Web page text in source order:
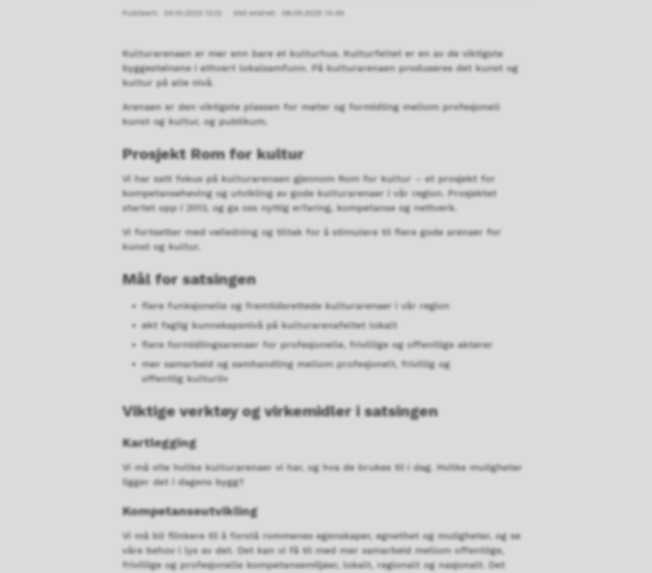
Publisert 04.10.2023 12.12 Sist endret 08.05.2025 14.49
Kulturarenaen er mer enn bare et kulturhus. Kulturfeltet er en av de viktigste
byggesteinene i ethvert lokalsamfunn. På kulturarenaen produseres det kunst og
kultur på alle nivå.
Arenaen er den viktigste plassen for møter og formidling mellom profesjonell
kunst og kultur, og publikum.
Prosjekt Rom for kultur
Vi har satt fokus på kulturarenaen gjennom Rom for kultur – et prosjekt for
kompetanseheving og utvikling av gode kulturarenaer i vår region. Prosjektet
startet opp i 2013, og ga oss nyttig erfaring, kompetanse og nettverk.
Vi fortsetter med veiledning og tiltak for å stimulere til flere gode arenaer for
kunst og kultur.
Mål for satsingen
flere funksjonelle og fremtidsrettede kulturarenaer i vår region
økt faglig kunnskapsnivå på kulturarenafeltet lokalt
flere formidlingsarenaer for profesjonelle, frivillige og offentlige aktører
mer samarbeid og samhandling mellom profesjonelt, frivillig og
offentlig kulturliv
Viktige verktøy og virkemidler i satsingen
Kartlegging
Vi må vite hvilke kulturarenaer vi har, og hva de brukes til i dag. Hvilke muligheter
ligger det i dagens bygg?
Kompetanseutvikling
Vi må bli flinkere til å forstå rommenes egenskaper, egnethet og muligheter, og se
våre behov i lys av det. Det kan vi få til med mer samarbeid mellom offentlige,
frivillige og profesjonelle kompetansemiljøer, lokalt, regionalt og nasjonalt. Det